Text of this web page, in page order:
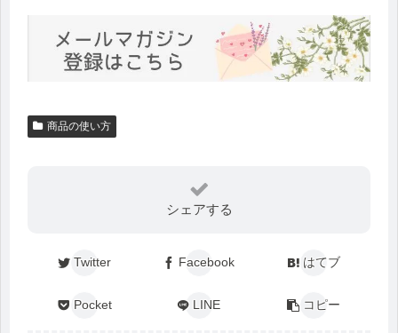
商品の使い方
シェアする
Twitter Facebook はてブ
Pocket LINE コピー